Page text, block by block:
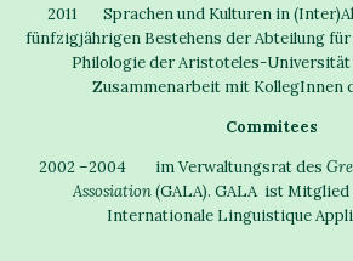
2011 Sprachen und Kulturen in
fünfzigjährigen Bestehens der Abteilung für
Philologie der Aristoteles-
Zusammenarbeit mit KollegInnen
Commitees
2002 –2004 im Verwaltungsrat des
Assosiation(GALA). GALA ist
Internationale Linguistique